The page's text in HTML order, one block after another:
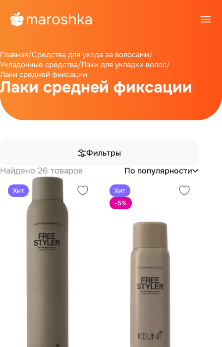
Главная/Средства для ухода за волосами/
Укладочные средства/Лаки для укладки волос/
Лаки средней фиксации
Лаки средней фиксации
Фильтры
Найдено 26 товаров
По популярности
Хит
Хит
-5%